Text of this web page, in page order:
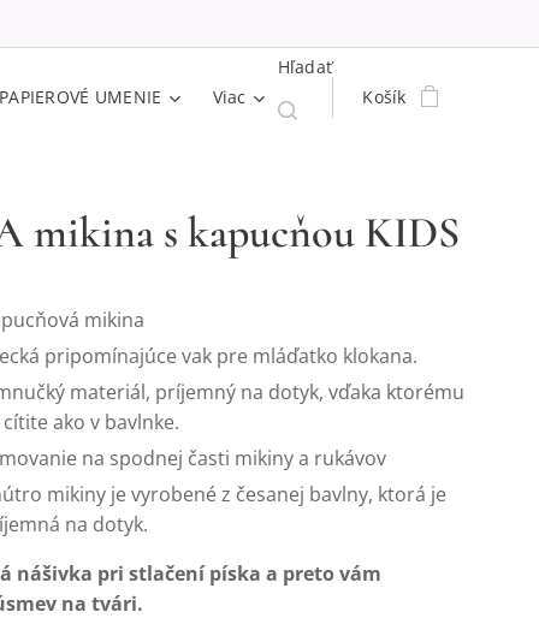
PAPIEROVÉ UMENIE Viac
Hľadať
Košík
mikina s kapucňou KIDS
mikina
pripomínajúce vak pre mláďatko klokana.
materiál, príjemný na dotyk, vďaka ktorému
cítite ako v bavlnke.
na spodnej časti mikiny a rukávov
mikiny je vyrobené z česanej bavlny, ktorá je
na dotyk.
nášivka pri stlačení píska a preto vám
na tvári.